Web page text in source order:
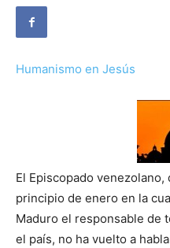
Humanismo en Jesús
El Episcopado
principio de enero en la
Maduro el responsable de
el país, no ha vuelto a